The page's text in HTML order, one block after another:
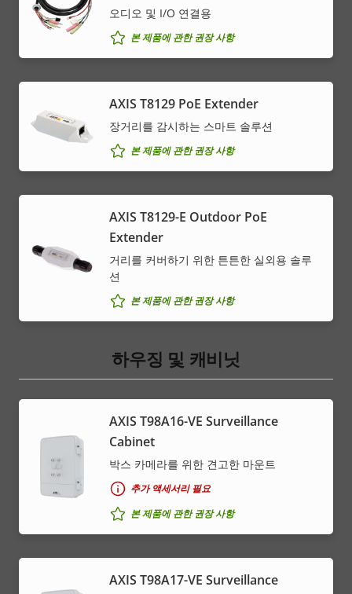
오디오 및 I/O 연결용
본 제품에 관한 권장 사항
AXIS T8129 PoE Extender
장거리를 감시하는 스마트 솔루션
본 제품에 관한 권장 사항
AXIS T8129-E Outdoor PoE
Extender
거리를 커버하기 위한 튼튼한 실외용 솔루
션
본 제품에 관한 권장 사항
하우징 및 캐비닛
AXIS T98A16-VE Surveillance
Cabinet
박스 카메라를 위한 견고한 마운트
추가 액세서리 필요
본 제품에 관한 권장 사항
AXIS T98A17-VE Surveillance